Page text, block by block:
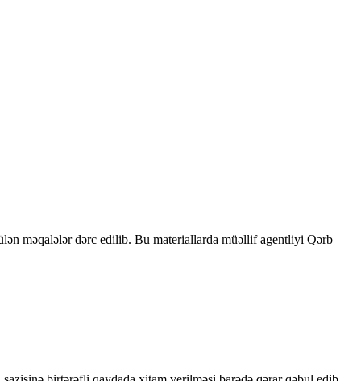
məqalələr dərc edilib. Bu materiallarda müəllif agentliyi Qərb